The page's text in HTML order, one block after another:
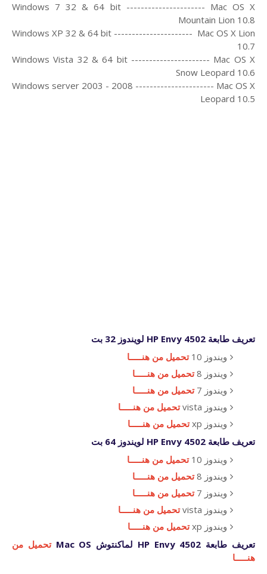
Windows 7 32 & 64 bit ---------------------- Mac OS X
Mountain Lion 10.8
Windows XP 32 & 64 bit ---------------------- Mac OS X Lion
10.7
Windows Vista 32 & 64 bit ---------------------- Mac OS X
Snow Leopard 10.6
Windows server 2003 - 2008 ---------------------- Mac OS X
Leopard 10.5
تعريف طابعة HP Envy 4502 لويندوز 32 بت
ويندوز 10
تحميل من هنـــــا
ويندوز 8
تحميل من هنـــــا
ويندوز 7
تحميل من هنـــــا
ويندوز vista
تحميل من هنـــــا
ويندوز xp
تحميل من هنـــــا
تعريف طابعة HP Envy 4502 لويندوز 64 بت
ويندوز 10
تحميل من هنـــــا
ويندوز 8
تحميل من هنـــــا
ويندوز 7
تحميل من هنـــــا
ويندوز vista
تحميل من هنـــــا
ويندوز xp
تحميل من هنـــــا
تعريف طابعة HP Envy 4502 لماكنتوش Mac OS
تحميل من
هنـــــا